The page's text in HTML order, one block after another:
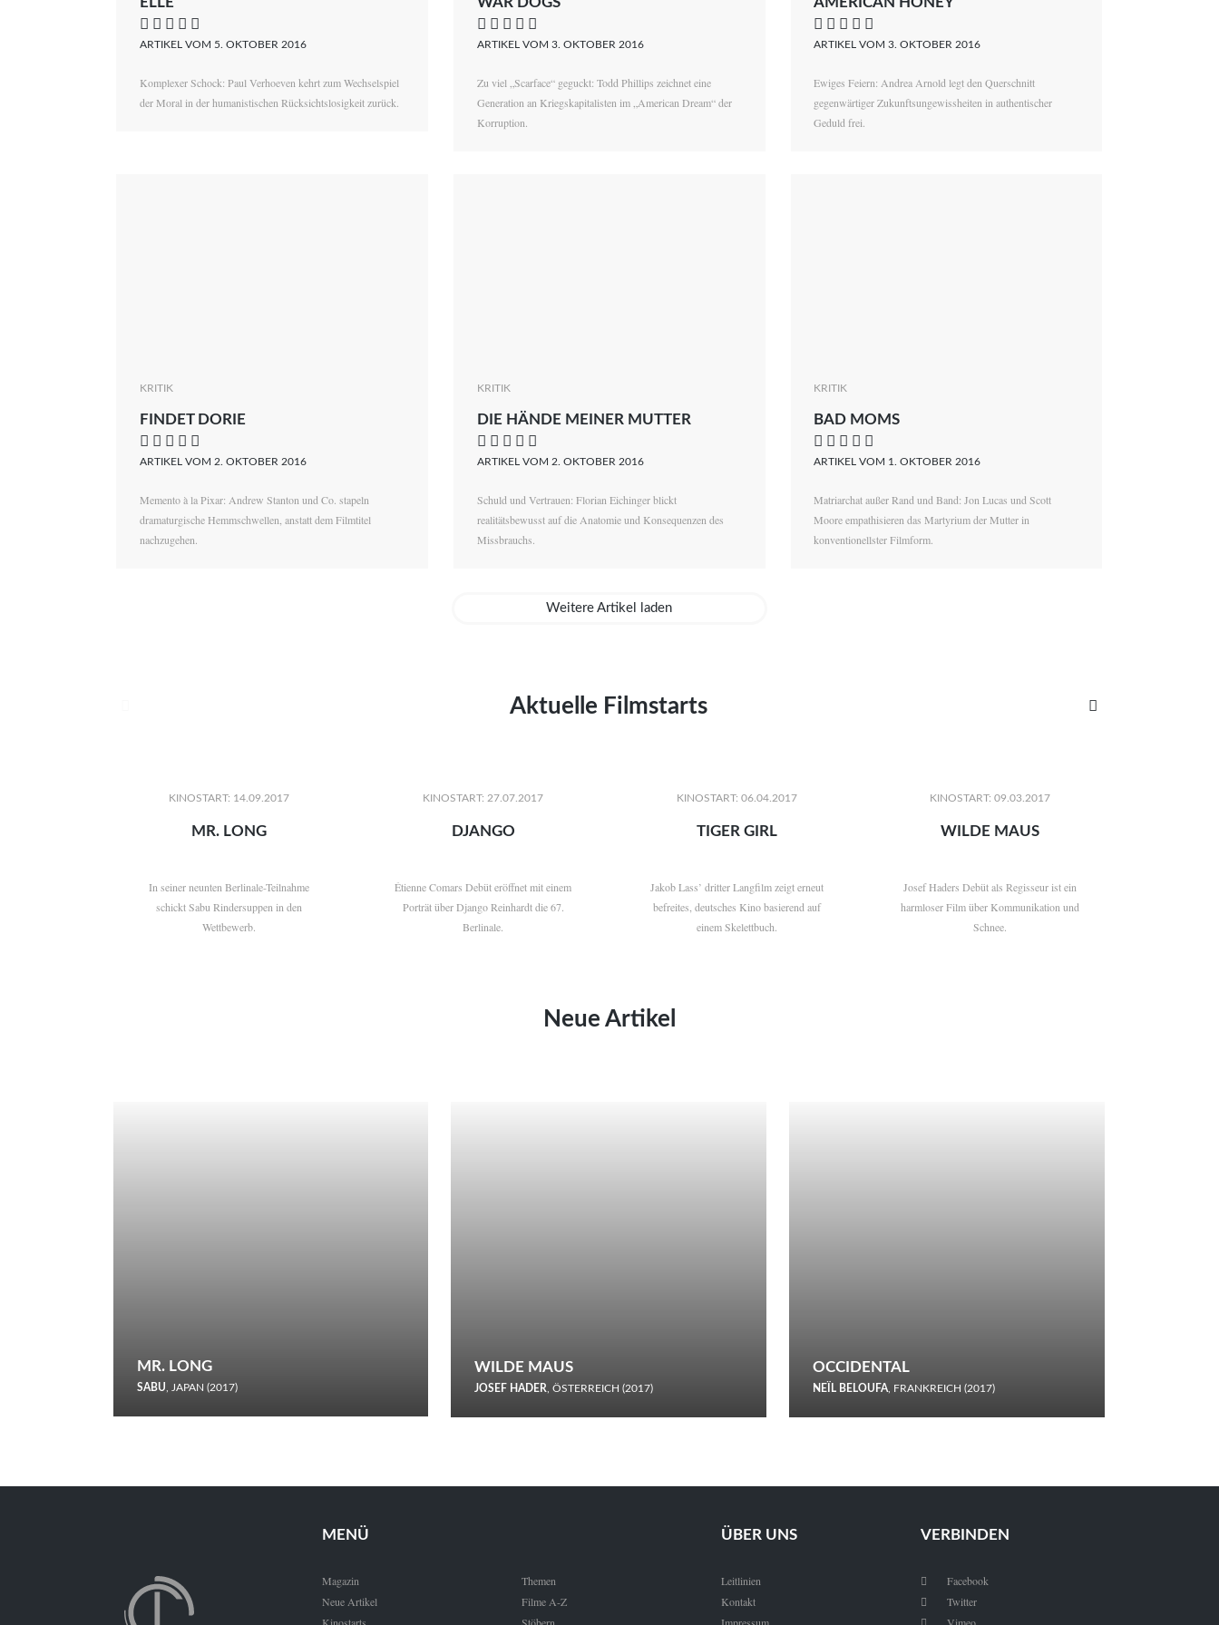
    
ARTIKEL VOM 5. OKTOBER 2016
Komplexer Schock: Paul Verhoeven kehrt zum Wechselspiel
der Moral in der humanistischen Rücksichtslosigkeit zurück.
    
ARTIKEL VOM 3. OKTOBER 2016
Zu viel „Scarface“ geguckt: Todd Phillips zeichnet eine
Generation an Kriegskapitalisten im „American Dream“ der
Korruption.
    
ARTIKEL VOM 3. OKTOBER 2016
Ewiges Feiern: Andrea Arnold legt den Querschnitt
gegenwärtiger Zukunftsungewissheiten in authentischer
Geduld frei.
KRITIK
FINDET DORIE
    
ARTIKEL VOM 2. OKTOBER 2016
Memento à la Pixar: Andrew Stanton und Co. stapeln
dramaturgische Hemmschwellen, anstatt dem Filmtitel
nachzugehen.
KRITIK
DIE HÄNDE MEINER MUTTER
    
ARTIKEL VOM 2. OKTOBER 2016
Schuld und Vertrauen: Florian Eichinger blickt
realitätsbewusst auf die Anatomie und Konsequenzen des
Missbrauchs.
KRITIK
BAD MOMS
    
ARTIKEL VOM 1. OKTOBER 2016
Matriarchat außer Rand und Band: Jon Lucas und Scott
Moore empathisieren das Martyrium der Mutter in
konventionellster Filmform.
Weitere Artikel laden
Aktuelle Filmstarts 
KINOSTART: 14.09.2017
MR. LONG
In seiner neunten Berlinale-Teilnahme
schickt Sabu Rindersuppen in den
Wettbewerb.
KINOSTART: 27.07.2017
DJANGO
Étienne Comars Debüt eröffnet mit einem
Porträt über Django Reinhardt die 67.
Berlinale.
KINOSTART: 06.04.2017
TIGER GIRL
Jakob Lass’ dritter Langfilm zeigt erneut
befreites, deutsches Kino basierend auf
einem Skelettbuch.
KINOSTART: 09.03.2017
WILDE MAUS
Josef Haders Debüt als Regisseur ist ein
harmloser Film über Kommunikation und
Schnee.
Neue Artikel
MR. LONG
SABU , JAPAN (2017)
den Wettbewerb.
WILDE MAUS
JOSEF HADER , ÖSTERREICH (2017)
Schnee.
OCCIDENTAL
NEÏL BELOUFA, FRANKREICH (2017)
MENÜ
Magazin
Neue Artikel
Themen
Filme A-Z
ÜBER UNS
Leitlinien
Kontakt
VERBINDEN
 Facebook
 Twitter